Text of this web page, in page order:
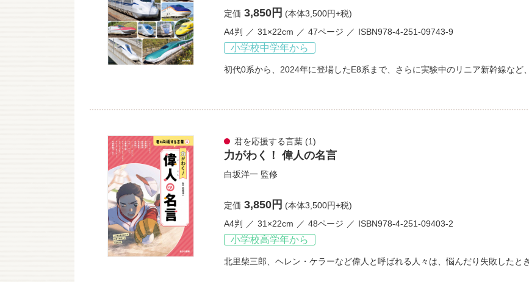
定価 3,850円 (本体3,500円+税)
A4判
31×22cm 47ページ ISBN978-4-251-09743-9
小学校中学年から
初代0系から、2024年に登場したE8系まで、さらに実験中のリニア新幹線など
君を応援する言葉(1)
力がわく！ 偉人の名言
白坂洋一 監修
定価 3,850円 (本体3,500円+税)
A4判
31×22cm 48ページ ISBN978-4-251-09403-2
小学校高学年から
北里柴三郎、ヘレン・ケラーなど偉人と呼ばれる人々は、悩んだり失敗したと